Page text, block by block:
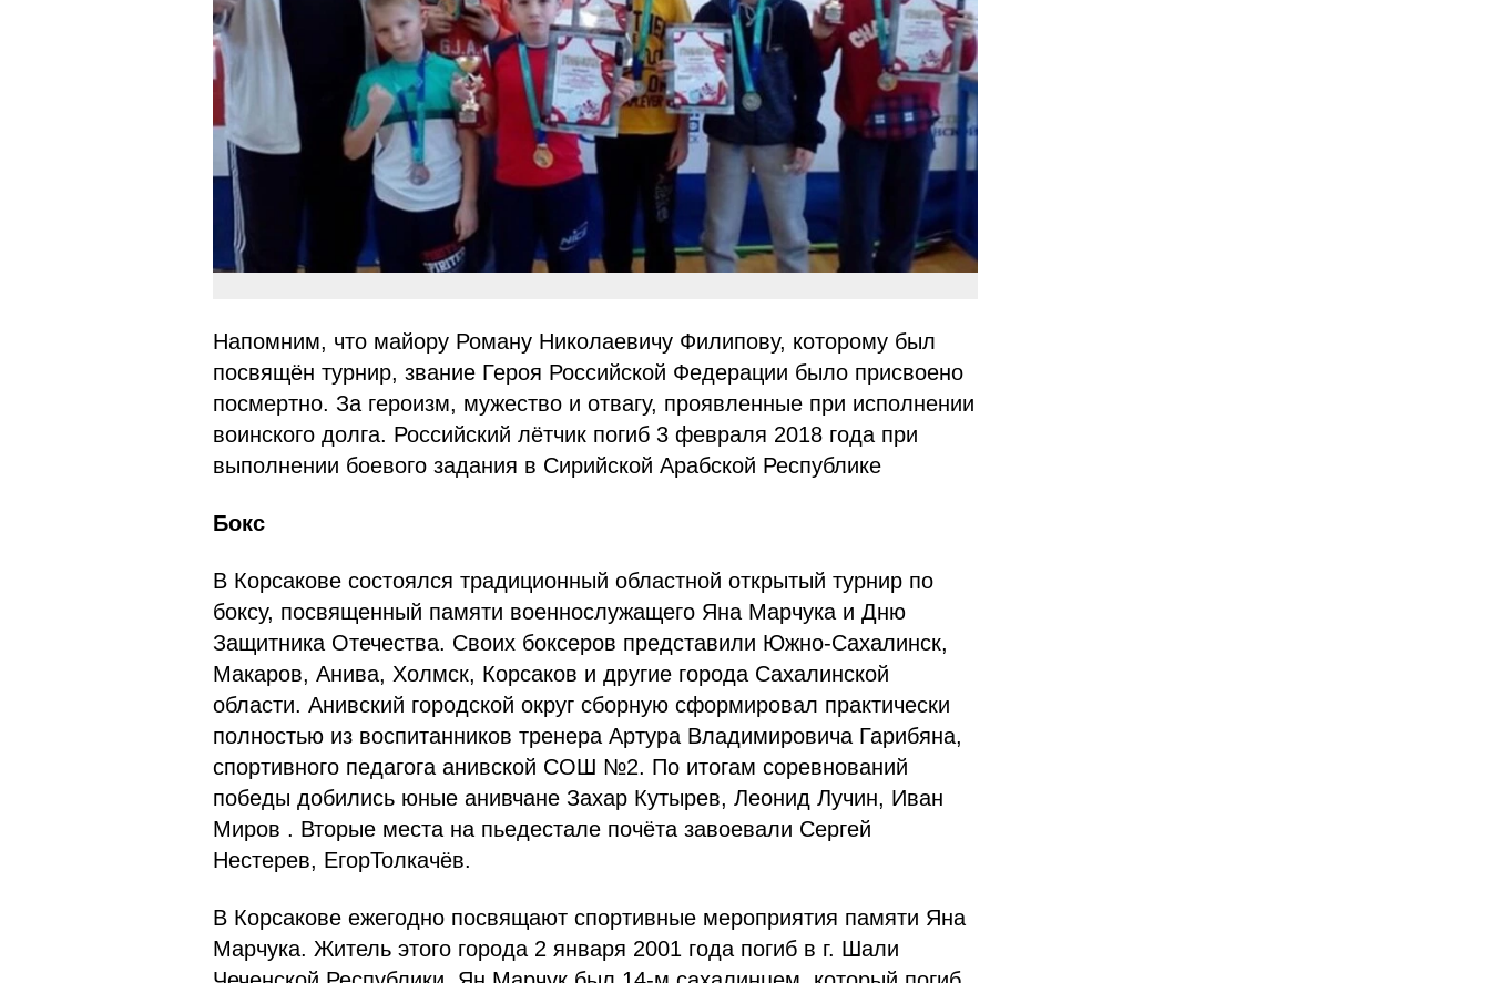
Напомним, что майору Роману Николаевичу Филипову, которому был
посвящён турнир, звание Героя Российской Федерации было присвоено
посмертно. За героизм, мужество и отвагу, проявленные при исполнении
воинского долга. Российский лётчик погиб 3 февраля 2018 года при
выполнении боевого задания в Сирийской Арабской Республике
Бокс
В Корсакове состоялся традиционный областной открытый турнир по
боксу, посвященный памяти военнослужащего Яна Марчука и Дню
Защитника Отечества. Своих боксеров представили Южно-Сахалинск,
Макаров, Анива, Холмск, Корсаков и другие города Сахалинской
области. Анивский городской округ сборную сформировал практически
полностью из воспитанников тренера Артура Владимировича Гарибяна,
спортивного педагога анивской СОШ №2. По итогам соревнований
победы добились юные анивчане Захар Кутырев, Леонид Лучин, Иван
Миров . Вторые места на пьедестале почёта завоевали Сергей
Нестерев, ЕгорТолкачёв.
В Корсакове ежегодно посвящают спортивные мероприятия памяти Яна
Марчука. Житель этого города 2 января 2001 года погиб в г. Шали